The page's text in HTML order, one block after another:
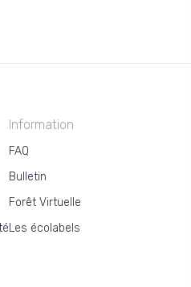
Information
FAQ
Bulletin
Forêt Virtuelle
Les écolabels